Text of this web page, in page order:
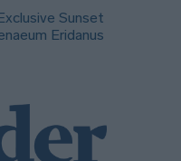
Sunset
Eridanus